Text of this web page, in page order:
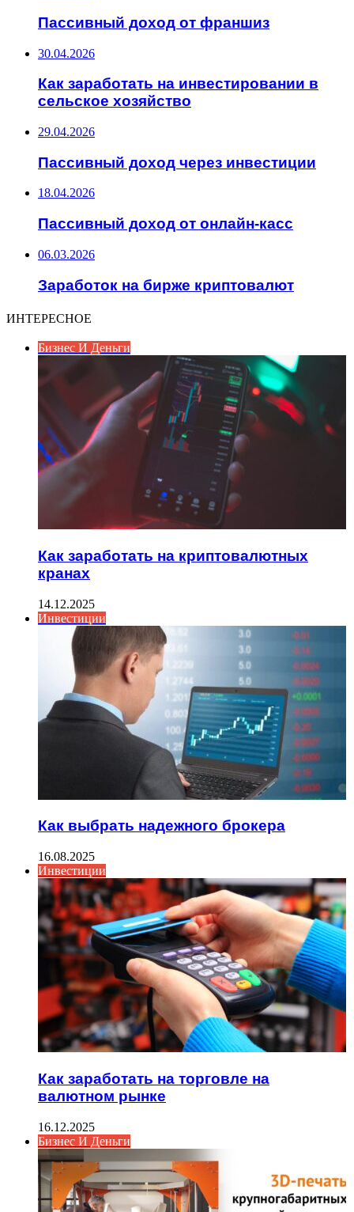
Пассивный доход от франшиз
30.04.2026
Как заработать на инвестировании в
сельское хозяйство
29.04.2026
Пассивный доход через инвестиции
18.04.2026
Пассивный доход от онлайн-касс
06.03.2026
Заработок на бирже криптовалют
ИНТЕРЕСНОЕ
Бизнес И Деньги
Как заработать на криптовалютных
кранах
14.12.2025
Инвестиции
Как выбрать надежного брокера
16.08.2025
Инвестиции
Как заработать на торговле на
валютном рынке
16.12.2025
Бизнес И Деньги